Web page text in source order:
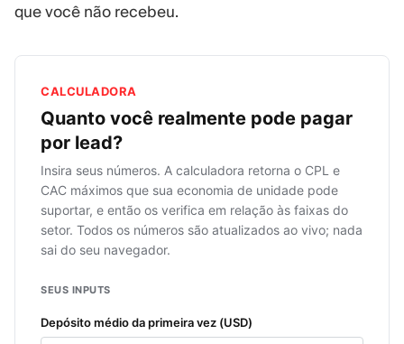
que você não recebeu.
CALCULADORA
Quanto você realmente pode pagar
por lead?
Insira seus números. A calculadora retorna o CPL e
CAC máximos que sua economia de unidade pode
suportar, e então os verifica em relação às faixas do
setor. Todos os números são atualizados ao vivo; nada
sai do seu navegador.
SEUS INPUTS
Depósito médio da primeira vez (USD)